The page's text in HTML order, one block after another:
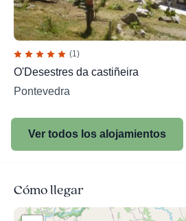
(1)
O'Desestres da castiñeira
Pontevedra
Ver todos los alojamientos
Cómo llegar